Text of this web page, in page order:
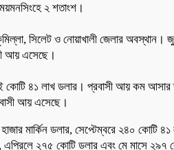
২ শতাংশ।
সিলেট ও নোয়াখালী জেলার
আয় এসেছে।
৪১ লাখ ডলার। প্রবাসী আয় কম আসার
আয় এসেছে।
মার্কিন ডলার, সেপ্টেম্বরে ২৪০ কোটি ৪১
২৭৫ কোটি ডলার এবং মে মাসে ২৯৭ কোটি